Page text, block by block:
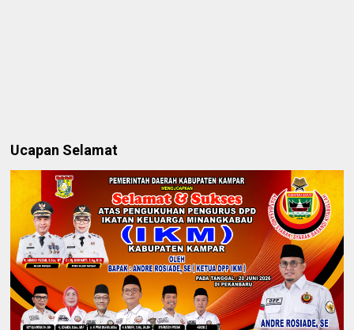
Ucapan Selamat